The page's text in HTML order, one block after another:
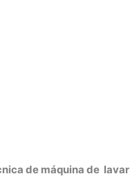
de máquina de lavar